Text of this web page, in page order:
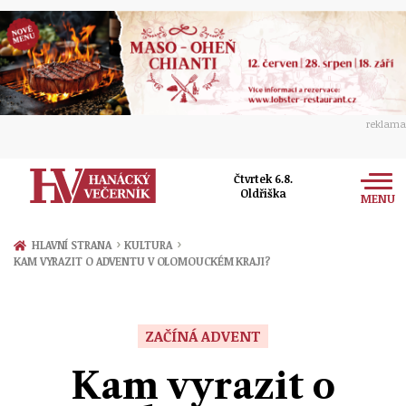
reklama
Čtvrtek 6.8.
Oldřiška
MENU
Zprávy
Ekonomika
HLAVNÍ STRANA › KULTURA ›
KAM VYRAZIT O ADVENTU V OLOMOUCKÉM KRAJI?
ZAČÍNÁ ADVENT
Kam vyrazit o